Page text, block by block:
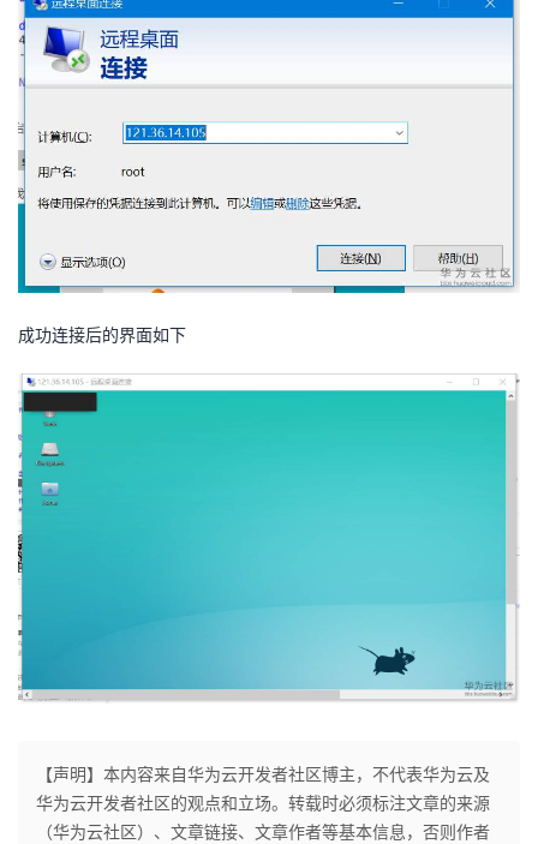
成功连接后的界面如下
【声明】本内容来自华为云开发者社区博主，不代表华为云及
华为云开发者社区的观点和立场。转载时必须标注文章的来源
（华为云社区）、文章链接、文章作者等基本信息，否则作者